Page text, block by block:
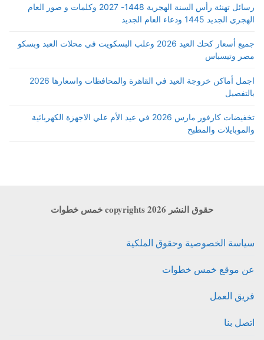
رسائل تهنئة رأس السنة الهجرية 1448- 2027 وكلمات و صور العام
الهجري الجديد 1445 ودعاء العام الجديد
جميع أسعار كحك العيد 2026 وعلب البسكويت في محلات العبد وبسكو
مصر وتيسباس
اجمل أماكن خروجة العيد في القاهرة والمحافظات واسعارها 2026
بالتفصيل
تخفيضات كارفور مارس 2026 في عيد الأم علي الاجهزة الكهربائية
والموبايلات والمطبخ
حقوق النشر copyrights 2026 خمس خطوات
سياسة الخصوصية وحقوق الملكية
عن موقع خمس خطوات
فريق العمل
اتصل بنا